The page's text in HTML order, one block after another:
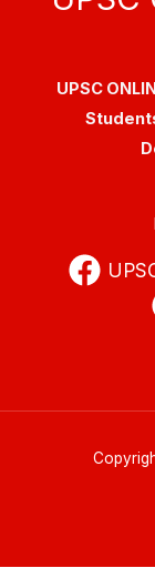
UPSC